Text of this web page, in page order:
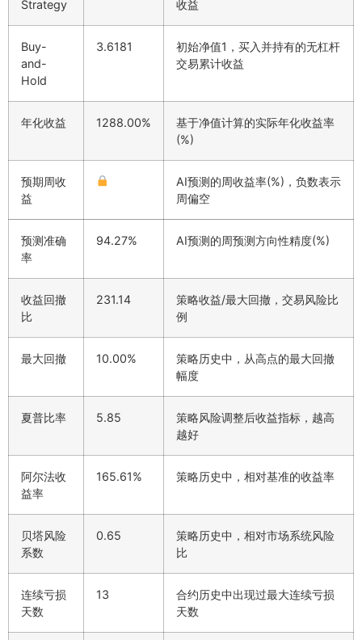
Strategy 收益
Buy-
and-
Hold
3.6181
初始净值1，买入并持有的无杠杆
交易累计收益
年化收益 1288.00%
基于净值计算的实际年化收益率
(%)
预期周收
益
AI预测的周收益率(%)，负数表示
周偏空
预测准确
率
94.27% AI预测的周预测方向性精度(%)
收益回撤
比
231.14
策略收益/最大回撤，交易风险比
例
最大回撤 10.00%
策略历史中，从高点的最大回撤
幅度
夏普比率 5.85
策略风险调整后收益指标，越高
越好
阿尔法收
益率
165.61% 策略历史中，相对基准的收益率
贝塔风险
系数
0.65
策略历史中，相对市场系统风险
比
连续亏损
天数
13
合约历史中出现过最大连续亏损
天数